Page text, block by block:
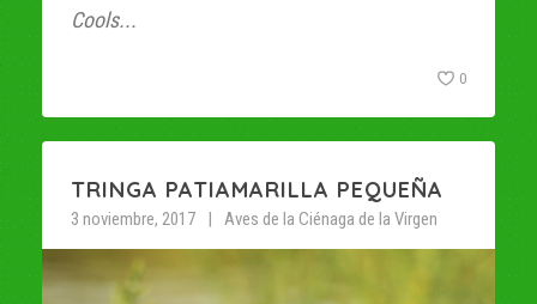
Cools...
0
TRINGA PATIAMARILLA PEQUEÑA
3 noviembre, 2017 Aves de la Ciénaga de la Virgen